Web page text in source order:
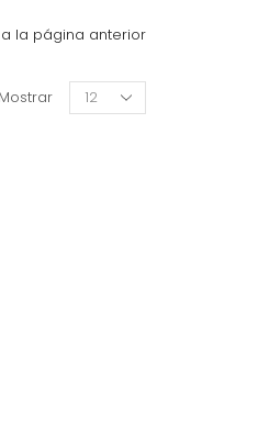
la página anterior
Mostrar
Products
per